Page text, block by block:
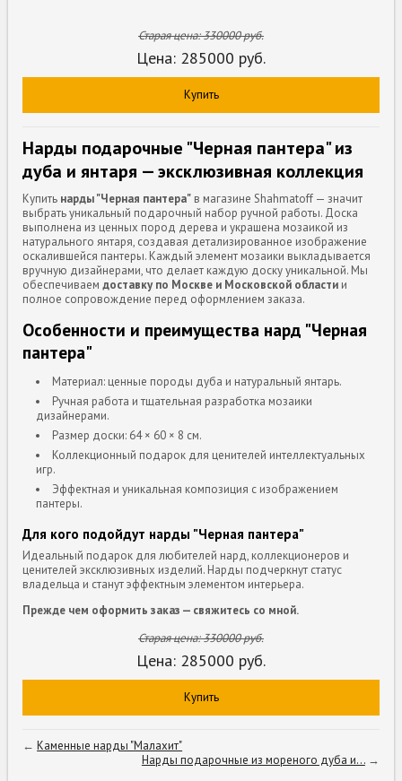
Старая цена:330000руб.
Цена: 285000 руб.
Купить
Нарды подарочные "Черная пантера" из
дуба и янтаря — эксклюзивная коллекция
Купить нарды "Черная пантера" в магазине Shahmatoff — значит
выбрать уникальный подарочный набор ручной работы. Доска
выполнена из ценных пород дерева и украшена мозаикой из
натурального янтаря, создавая детализированное изображение
оскалившейся пантеры. Каждый элемент мозаики выкладывается
вручную дизайнерами, что делает каждую доску уникальной. Мы
обеспечиваемдоставку по Москве и Московской области и
полное сопровождение перед оформлением заказа.
Особенности и преимущества нард "Черная
пантера"
Материал: ценные породы дуба и натуральный янтарь.
Ручная работа и тщательная разработка мозаики
дизайнерами.
Размер доски: 64 × 60 × 8 см.
Коллекционный подарок для ценителей интеллектуальных
игр.
Эффектная и уникальная композиция с изображением
пантеры.
Для кого подойдут нарды "Черная пантера"
Идеальный подарок для любителей нард, коллекционеров и
ценителей эксклюзивных изделий. Нарды подчеркнут статус
владельца и станут эффектным элементом интерьера.
Прежде чем оформить заказ — свяжитесь со мной.
Старая цена:330000руб.
Цена: 285000 руб.
Купить
←Каменные нарды "Малахит"
Нарды подарочные из мореного дуба и...→